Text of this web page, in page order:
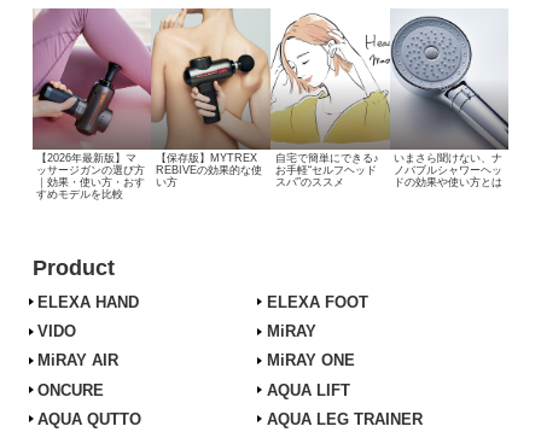
【2026年最新版】マ
ッサージガンの選び方
｜効果・使い方・おす
すめモデルを比較
【保存版】MYTREX
REBIVEの効果的な使
い方
自宅で簡単にできる♪
お手軽“セルフヘッド
スパ”のススメ
いまさら聞けない、ナ
ノバブルシャワーヘッ
ドの効果や使い方とは
Product
ELEXA HAND
ELEXA FOOT
VIDO
MiRAY
MiRAY AIR
MiRAY ONE
ONCURE
AQUA LIFT
AQUA QUTTO
AQUA LEG TRAINER